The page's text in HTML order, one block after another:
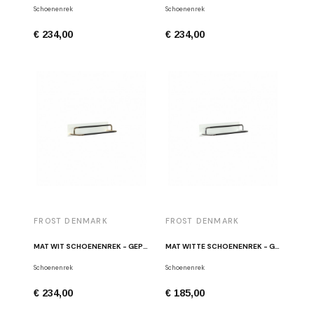
Schoenenrek
€ 234,00
Schoenenrek
€ 234,00
FROST DENMARK
MAT WIT SCHOENENREK - GEPOLIJST GOUD W5001-GW
Schoenenrek
€ 234,00
FROST DENMARK
MAT WITTE SCHOENENREK - GEPOLIJST ROESTVRIJ STAAL W5001-W
Schoenenrek
€ 185,00